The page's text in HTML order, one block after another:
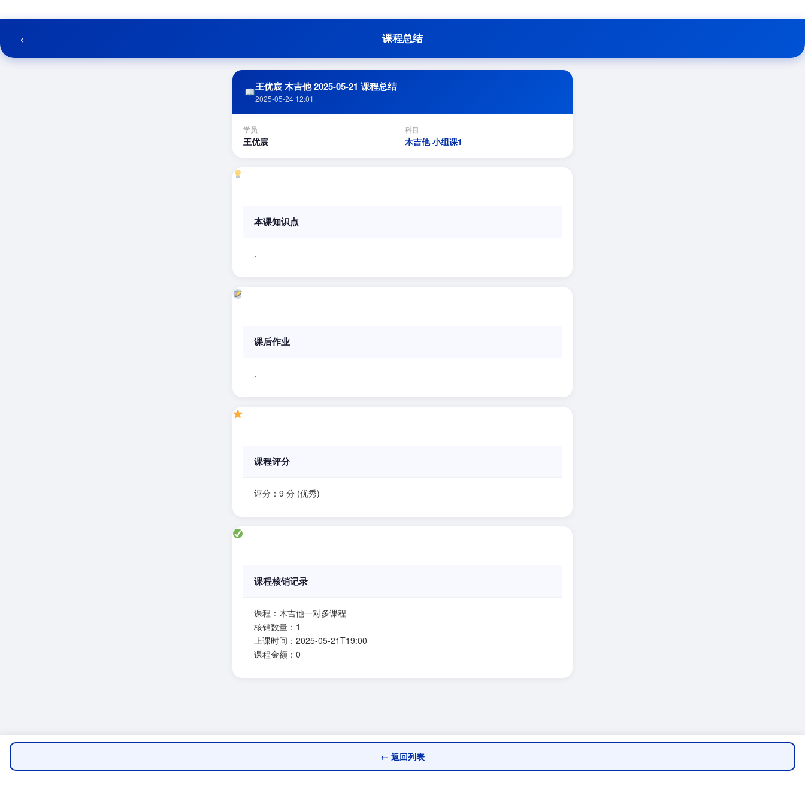
至
容
‹ 课程总结
王优宸 木吉他 2025-05-21 课程总结
2025-05-24 12:01
学员
王优宸
科目
木吉他 小组课1
本课知识点
.
课后作业
.
课程评分
评分：9 分 (优秀)
课程核销记录
课程：木吉他一对多课程
核销数量：1
上课时间：2025-05-21T19:00
课程金额：0
← 返回列表